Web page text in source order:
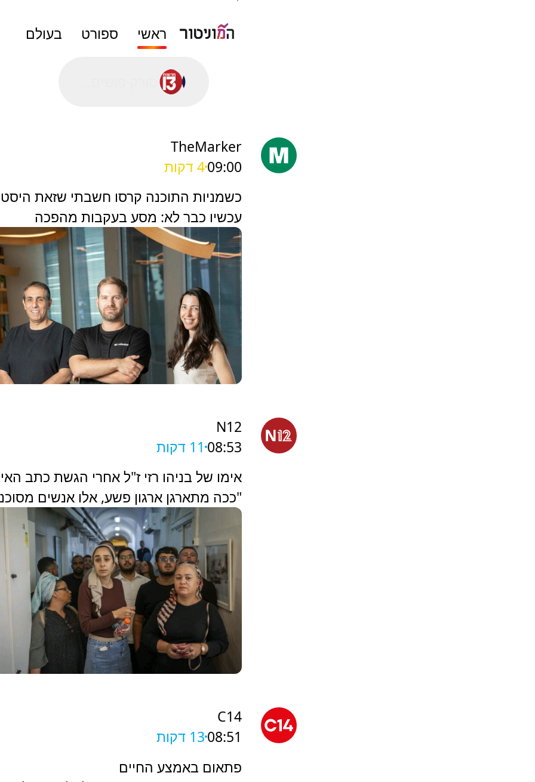
ראשי ספורט בעולם
TheMarker
09:004 דקות
‏כשמניות התוכנה קרסו חשבתי שזאת
עכשיו כבר לא: מסע בעקבות מהפכה
N12
08:53 11 דקות
אימו של בניהו רזי ז"ל אחרי הגשת כתב
"ככה מתארגן ארגון פשע, אלו אנשים
C14
08:5113 דקות
פתאום באמצע החיים